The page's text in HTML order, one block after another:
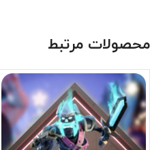
محصولات مرتبط